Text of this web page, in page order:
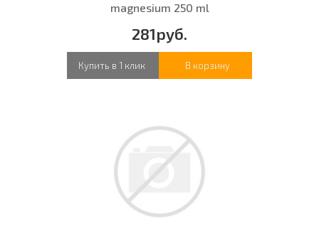
magnesium 250 ml
281руб.
Купить в 1 клик В корзину